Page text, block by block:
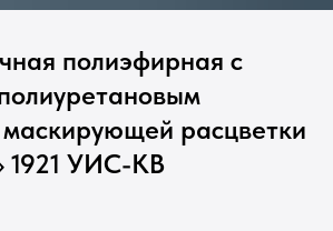
полиэфирная с
расцветки
1921 УИС-КВ